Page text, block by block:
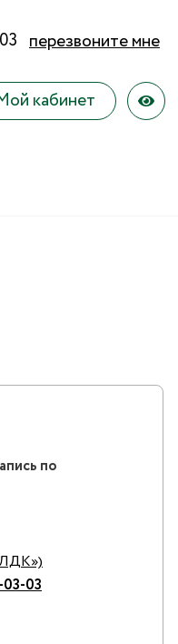
перезвоните мне
кабинет
по
03-03